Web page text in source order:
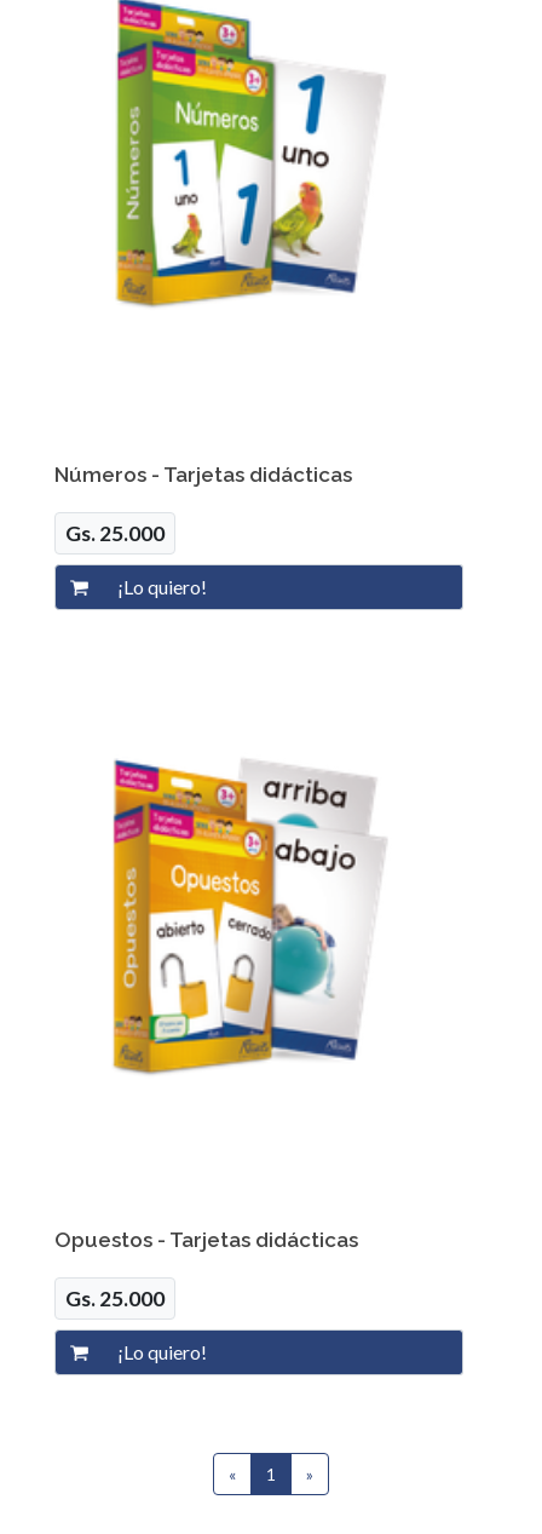
Números - Tarjetas didácticas
Gs. 25.000
Opuestos - Tarjetas didácticas
Gs. 25.000
« 1 (current)
»